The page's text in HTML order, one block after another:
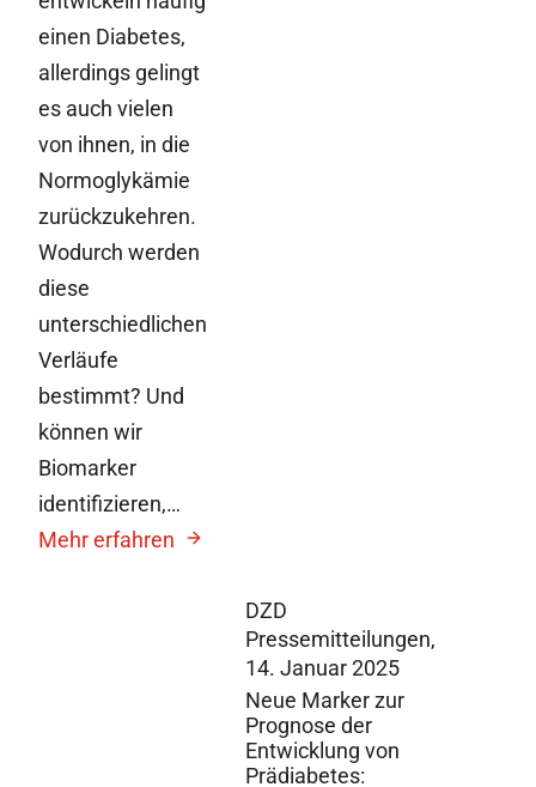
DZD
Pressemitteilungen,
14. Januar 2025
Neue Marker zur
Prognose der
Entwicklung von
Prädiabetes:
einen Diabetes,
allerdings gelingt
es auch vielen
von ihnen, in die
Normoglykämie
zurückzukehren.
Wodurch werden
diese
unterschiedlichen
Verläufe
bestimmt? Und
können wir
Biomarker
identifizieren,…
Mehr erfahren